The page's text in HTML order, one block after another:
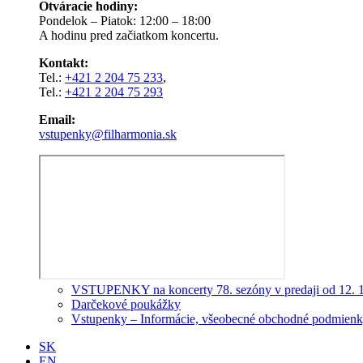
Otváracie hodiny:
Pondelok – Piatok: 12:00 – 18:00
A hodinu pred začiatkom koncertu.
Kontakt:
Tel.: +421 2 204 75 233,
Tel.: +421 2 204 75 293
Email:
vstupenky@filharmonia.sk
VSTUPENKY na koncerty 78. sezóny v predaji od 12.
Darčekové poukážky
Vstupenky – Informácie, všeobecné obchodné
SK